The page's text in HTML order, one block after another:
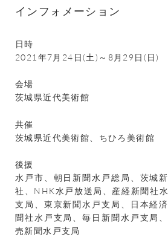
インフォメーション
日時
2021年7月24日(土)～8月29日(日)
会場
茨城県近代美術館
共催
茨城県近代美術館、ちひろ美術館
後援
水戸市、朝日新聞水戸総局、茨城
社、NHK水戸放送局、産経新聞社
支局、東京新聞水戸支局、日本経
聞社水戸支局、毎日新聞水戸支局
売新聞水戸支局